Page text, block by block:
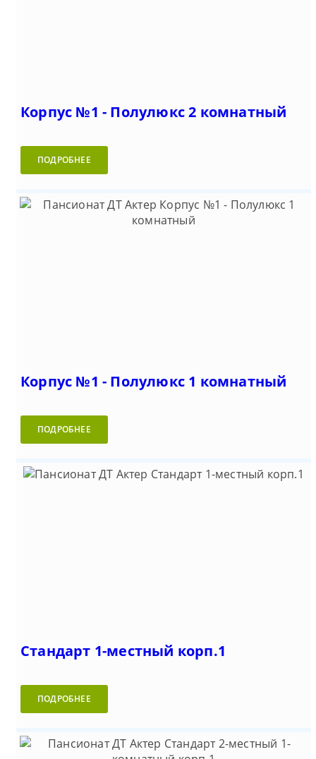
Корпус №1 - Полулюкс 2 комнатный
ПОДРОБНЕЕ
Корпус №1 - Полулюкс 1 комнатный
ПОДРОБНЕЕ
Стандарт 1-местный корп.1
ПОДРОБНЕЕ